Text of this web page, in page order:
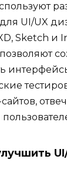
UI/UX
Sketch и